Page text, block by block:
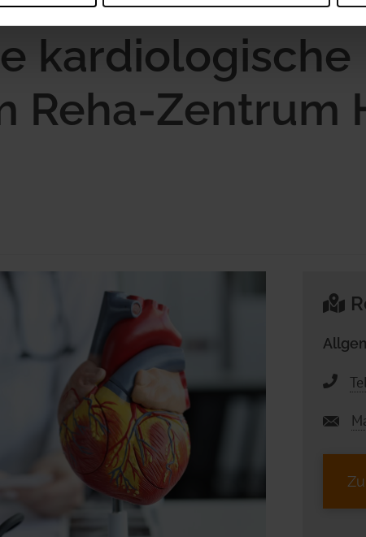
kardiologische
Reha-Zentrum